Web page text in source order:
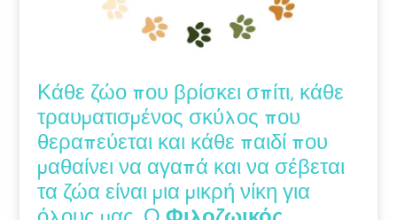
Κάθε ζώο που βρίσκει σπίτι, κάθε
τραυματισμένος σκύλος που
θεραπεύεται και κάθε παιδί που
μαθαίνει να αγαπά και να σέβεται
τα ζώα είναι μια μικρή νίκη για